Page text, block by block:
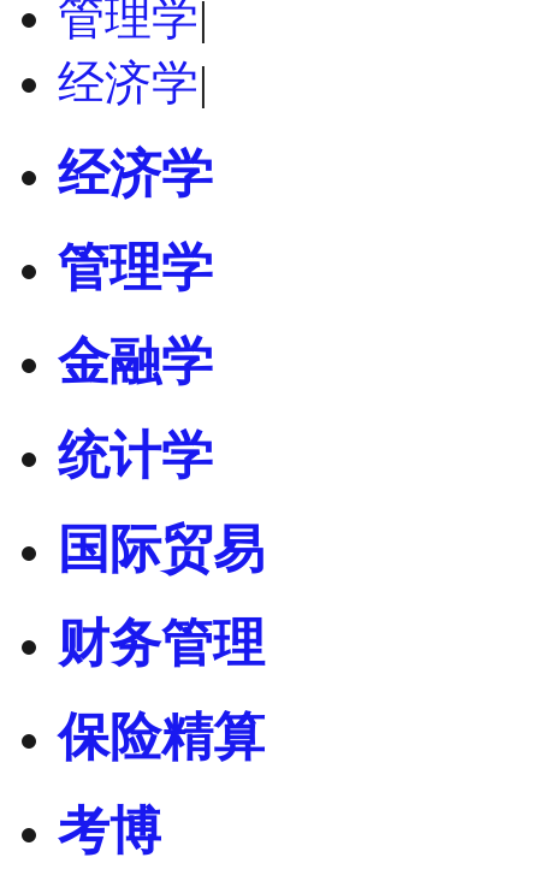
管理学|
经济学|
经济学
管理学
金融学
统计学
国际贸易
财务管理
保险精算
考博